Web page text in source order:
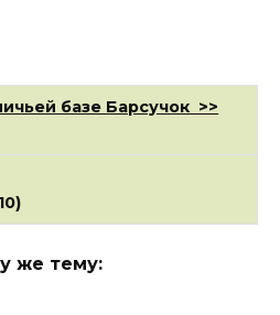
базе Барсучок >>
же тему: